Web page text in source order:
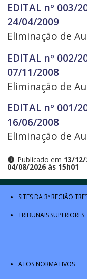
EDITAL nº 003/
24/04/2009
Eliminação de
EDITAL nº 002/
07/11/2008
Eliminação de
EDITAL nº 001/
16/06/2008
Eliminação de
Publicado em 13/
04/08/2026 às 15h01
SITES DA 3ª REGIÃO
TRIBUNAIS SUPERIORES:
ATOS NORMATIVOS